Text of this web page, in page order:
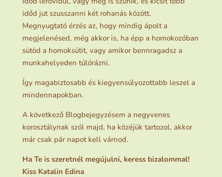
időd jut szusszanni két rohanás között.
Megnyugtató érzés az, hogy mindig ápolt a
megjelenésed, még akkor is, ha épp a homokozóban
sütöd a homoksütit, vagy amikor bennragadsz a
munkahelyeden túlórázni.
Így magabiztosabb és kiegyensúlyozottabb leszel a
mindennapokban.
A következő Blogbejegyzésem a negyvenes
korosztálynak szól majd, ha közéjük tartozol, akkor
már csak pár napot kell várnod.
Ha Te is szeretnél megújulni, keress bizalommal!
Kiss Katalin Edina